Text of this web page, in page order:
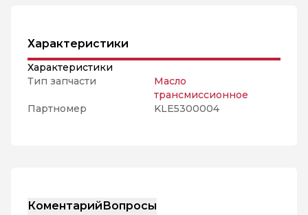
Характеристики
Характеристики
Тип запчасти
Масло
трансмиссионное
Партномер
KLE5300004
КоментарийВопросы